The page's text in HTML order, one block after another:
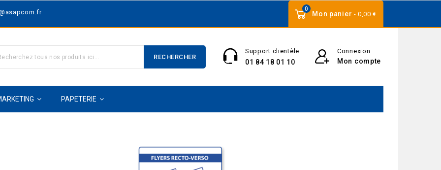
Mon panier - 0,00 €
0
Connexion
Mon compte
Support clientèle
01 84 18 01 10
RECHERCHER
PAPETERIE